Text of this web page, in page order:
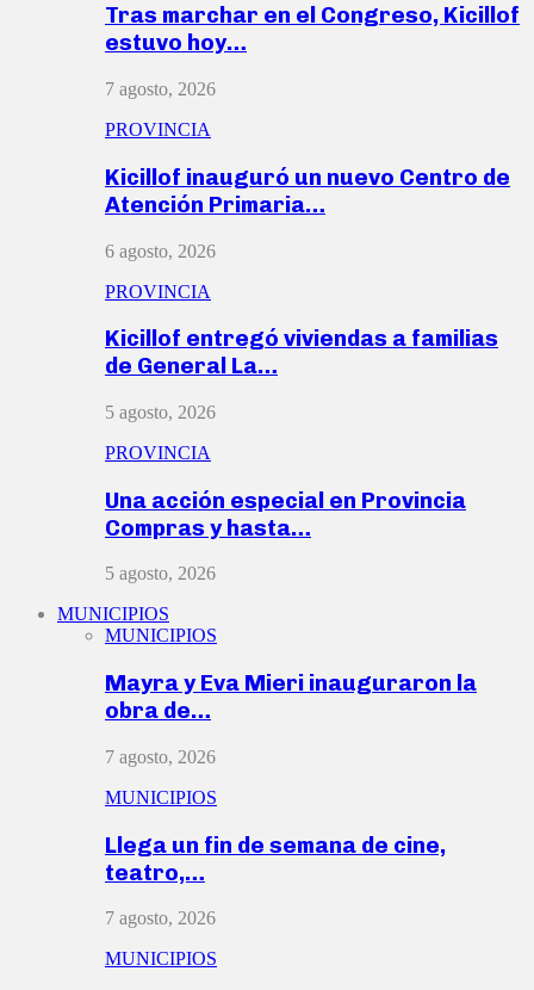
Tras marchar en el Congreso, Kicillof
estuvo hoy…
7 agosto, 2026
PROVINCIA
Kicillof inauguró un nuevo Centro de
Atención Primaria…
6 agosto, 2026
PROVINCIA
Kicillof entregó viviendas a familias
de General La…
5 agosto, 2026
PROVINCIA
Una acción especial en Provincia
Compras y hasta…
5 agosto, 2026
MUNICIPIOS
MUNICIPIOS
Mayra y Eva Mieri inauguraron la
obra de…
7 agosto, 2026
MUNICIPIOS
Llega un fin de semana de cine,
teatro,…
7 agosto, 2026
MUNICIPIOS